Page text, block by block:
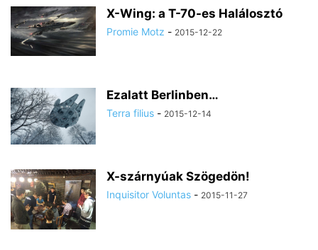
X-Wing: a T-70-es Halálosztó
Promie Motz - 2015-12-22
Ezalatt Berlinben…
Terra filius - 2015-12-14
X-szárnyúak Szögedön!
Inquisitor Voluntas - 2015-11-27